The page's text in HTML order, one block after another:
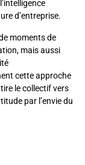
d’entreprise.
moments de
mais aussi
cette approche
le collectif vers
par l’envie du